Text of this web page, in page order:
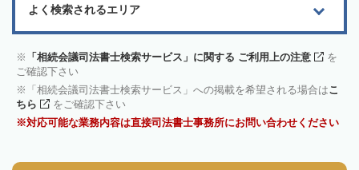
よく検索されるエリア
「相続会議司法書士検索サービス」に関する ご利用上の注意
を
ご確認下さい
「相続会議司法書士検索サービス」への掲載を希望される場合はこ
ちら
をご確認下さい
対応可能な業務内容は直接司法書士事務所にお問い合わせください